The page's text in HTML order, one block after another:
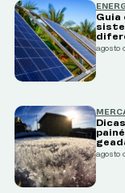
Guia
agosto
agosto